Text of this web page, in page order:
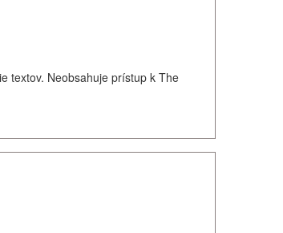
textov. Neobsahuje prístup k The